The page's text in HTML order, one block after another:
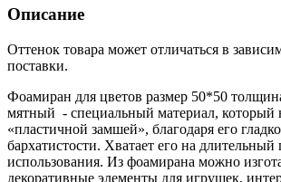
Описание
Оттенок товара может отличаться в
поставки.
Фоамиран для цветов размер 50*50
мятный - специальный материал, который
«пластичной замшей», благодаря его
бархатистости. Хватает его на длительный
использования. Из фоамирана можно
декоративные элементы для игрушек,